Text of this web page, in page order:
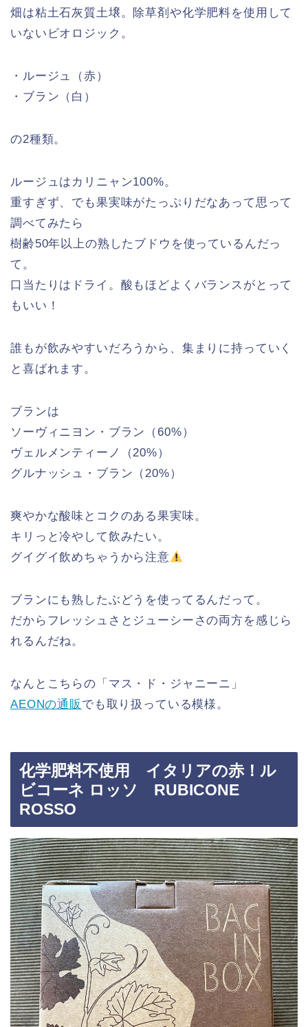
畑は粘土石灰質土壌。除草剤や化学肥料を使用して
いないビオロジック。
・ルージュ（赤）
・ブラン（白）
の2種類。
ルージュはカリニャン100%。
重すぎず、でも果実味がたっぷりだなあって思って
調べてみたら
樹齢50年以上の熟したブドウを使っているんだっ
て。
口当たりはドライ。酸もほどよくバランスがとって
もいい！
誰もが飲みやすいだろうから、集まりに持っていく
と喜ばれます。
ブランは
ソーヴィニヨン・ブラン（60%）
ヴェルメンティーノ（20%）
グルナッシュ・ブラン（20%）
爽やかな酸味とコクのある果実味。
キリっと冷やして飲みたい。
グイグイ飲めちゃうから注意
ブランにも熟したぶどうを使ってるんだって。
だからフレッシュさとジューシーさの両方を感じら
れるんだね。
なんとこちらの「マス・ド・ジャニーニ」
AEONの通販 でも取り扱っている模様。
化学肥料不使用 イタリアの赤！ル
ビコーネ ロッソ RUBICONE
ROSSO